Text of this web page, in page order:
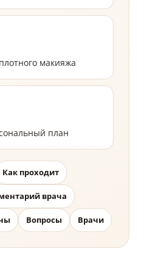
макияжа
план
Как проходит
врача
Вопросы Врачи